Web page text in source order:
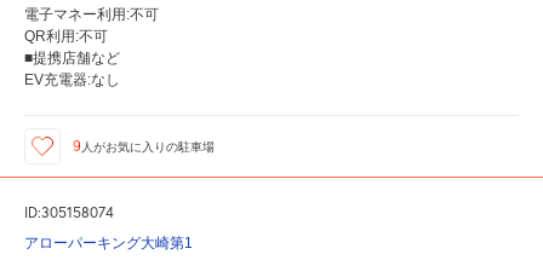
電子マネー利用:不可
QR利用:不可
■提携店舗など
EV充電器:なし
9人がお気に入りの駐車場
ID:305158074
アローパーキング大崎第1